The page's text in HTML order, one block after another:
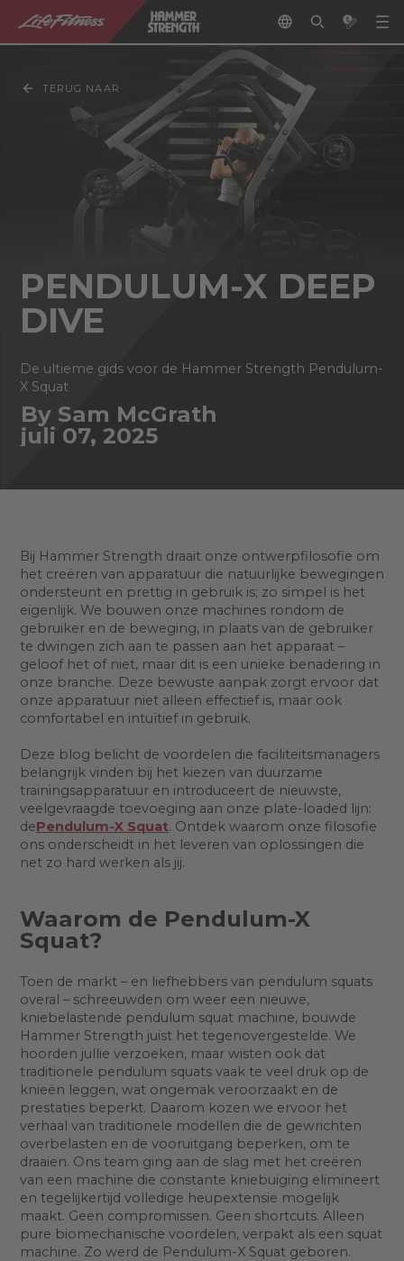
TERUG NAAR
PENDULUM-X DEEP
DIVE
De ultieme gids voor de Hammer Strength Pendulum-
X Squat
By Sam McGrath
juli 07, 2025
Bij Hammer Strength draait onze ontwerpfilosofie om
het creëren van apparatuur die natuurlijke bewegingen
ondersteunt en prettig in gebruik is; zo simpel is het
eigenlijk. We bouwen onze machines rondom de
gebruiker en de beweging, in plaats van de gebruiker
te dwingen zich aan te passen aan het apparaat –
geloof het of niet, maar dit is een unieke benadering in
onze branche. Deze bewuste aanpak zorgt ervoor dat
onze apparatuur niet alleen effectief is, maar ook
comfortabel en intuïtief in gebruik.
Deze blog belicht de voordelen die faciliteitsmanagers
belangrijk vinden bij het kiezen van duurzame
trainingsapparatuur en introduceert de nieuwste,
veelgevraagde toevoeging aan onze plate-loaded lijn:
dePendulum-X Squat. Ontdek waarom onze filosofie
ons onderscheidt in het leveren van oplossingen die
net zo hard werken als jij.
Waarom de Pendulum-X
Squat?
Toen de markt – en liefhebbers van pendulum squats
overal – schreeuwden om weer een nieuwe,
kniebelastende pendulum squat machine, bouwde
Hammer Strength juist het tegenovergestelde. We
hoorden jullie verzoeken, maar wisten ook dat
traditionele pendulum squats vaak te veel druk op de
knieën leggen, wat ongemak veroorzaakt en de
prestaties beperkt. Daarom kozen we ervoor het
verhaal van traditionele modellen die de gewrichten
overbelasten en de vooruitgang beperken, om te
draaien. Ons team ging aan de slag met het creëren
van een machine die constante kniebuiging elimineert
en tegelijkertijd volledige heupextensie mogelijk
maakt. Geen compromissen. Geen shortcuts. Alleen
pure biomechanische voordelen, verpakt als een squat
machine. Zo werd de Pendulum-X Squat geboren.